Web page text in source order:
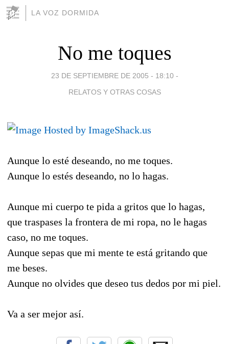
LA VOZ DORMIDA
No me toques
23 DE SEPTIEMBRE DE 2005 - 18:10 -
RELATOS Y OTRAS COSAS
Aunque lo esté deseando, no me toques.
Aunque lo estés deseando, no lo hagas.
Aunque mi cuerpo te pida a gritos que lo hagas,
que traspases la frontera de mi ropa, no le hagas
caso, no me toques.
Aunque sepas que mi mente te está gritando que
me beses.
Aunque no olvides que deseo tus dedos por mi piel.
Va a ser mejor así.